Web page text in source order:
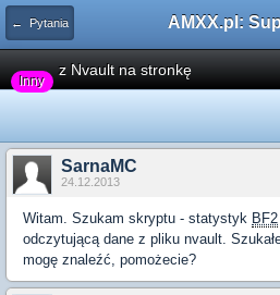
← Pytania
Inny
z Nvault na stronkę
SarnaMC
24.12.2013
Witam. Szukam skryptu - statystyk BF2
odczytującą dane z pliku nvault.
mogę znaleźć, pomożecie?